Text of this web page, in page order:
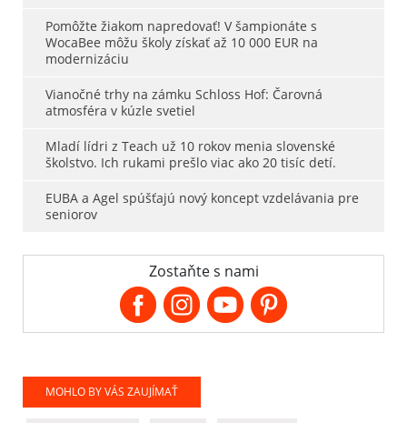
Pomôžte žiakom napredovať! V šampionáte s
WocaBee môžu školy získať až 10 000 EUR na
modernizáciu
Vianočné trhy na zámku Schloss Hof: Čarovná
atmosféra v kúzle svetiel
Mladí lídri z Teach už 10 rokov menia slovenské
školstvo. Ich rukami prešlo viac ako 20 tisíc detí.
EUBA a Agel spúšťajú nový koncept vzdelávania pre
seniorov
Zostaňte s nami
MOHLO BY VÁS ZAUJÍMAŤ